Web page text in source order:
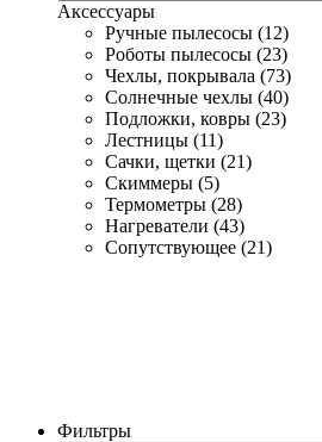
Аксессуары
Ручные пылесосы (12)
Роботы пылесосы (23)
Чехлы, покрывала (73)
Солнечные чехлы (40)
Подложки, ковры (23)
Лестницы (11)
Сачки, щетки (21)
Скиммеры (5)
Термометры (28)
Нагреватели (43)
Сопутствующее (21)
Фильтры